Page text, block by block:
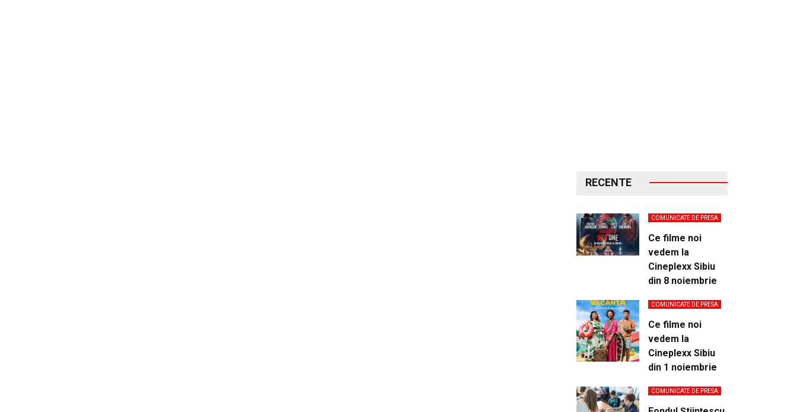
RECENTE
COMUNICATE DE PRESA
Ce filme noi
vedem la
Cineplexx Sibiu
din 8 noiembrie
COMUNICATE DE PRESA
Ce filme noi
vedem la
Cineplexx Sibiu
din 1 noiembrie
COMUNICATE DE PRESA